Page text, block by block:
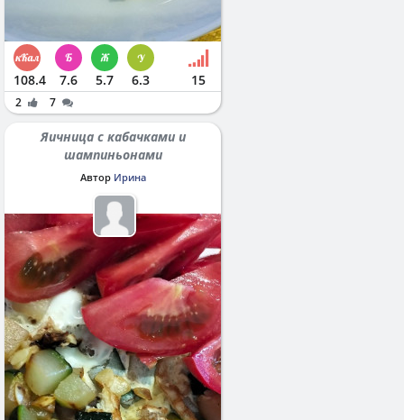
108.4 7.6 5.7 6.3 15
2 7
Яичница с кабачками и
шампиньонами
Автор Ирина